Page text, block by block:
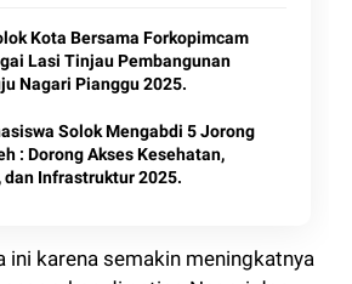
Kota Bersama Forkopimcam
Lasi Tinjau Pembangunan
Nagari Pianggu 2025.
Solok Mengabdi 5 Jorong
: Dorong Akses Kesehatan,
dan Infrastruktur 2025.
ini karena semakin meningkatnya